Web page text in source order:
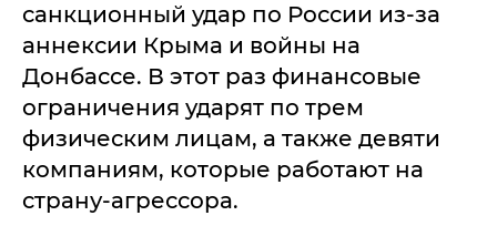
санкционный удар по России из-за
аннексии Крыма и войны на
Донбассе. В этот раз финансовые
ограничения ударят по трем
физическим лицам, а также девяти
компаниям, которые работают на
страну-агрессора.